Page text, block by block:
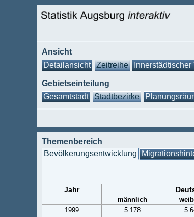
Ansicht
Detailansicht
Zeitreihe Innerstädtischer
Gebietseinteilung
Gesamtstadt
Stadtbezirke
Themenbereich
Bevölkerungsentwicklung
Jahr
männlich
1999
5.178